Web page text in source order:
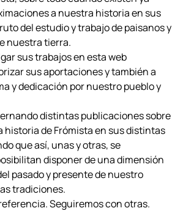
a nuestra historia en sus
del estudio y trabajo de paisanos y
nuestra tierra.
sus trabajos en esta web
sus aportaciones y también a
y dedicación por nuestro pueblo y
distintas publicaciones sobre
historia de Frómista en sus distintas
que así, unas y otras, se
disponer de una dimensión
pasado y presente de nuestro
tradiciones.
Seguiremos con otras.